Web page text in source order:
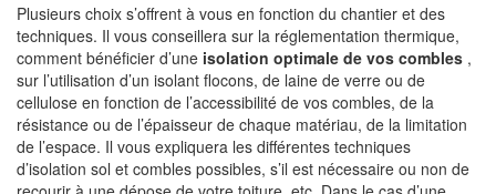
Plusieurs choix s’offrent à vous en fonction du chantier et des
techniques. Il vous conseillera sur la réglementation thermique,
comment bénéficier d’une isolation optimale de vos combles ,
sur l’utilisation d’un isolant flocons, de laine de verre ou de
cellulose en fonction de l’accessibilité de vos combles, de la
résistance ou de l’épaisseur de chaque matériau, de la limitation
de l’espace. Il vous expliquera les différentes techniques
d’isolation sol et combles possibles, s’il est nécessaire ou non de